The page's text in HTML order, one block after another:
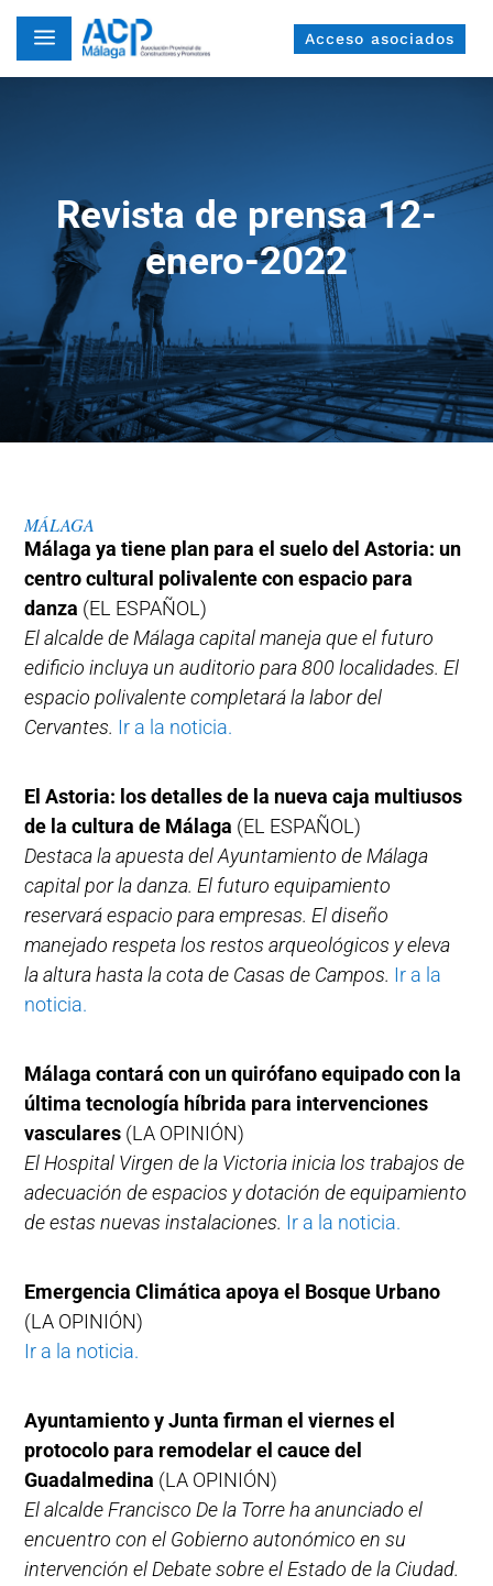
a Acceso asociados
Revista de prensa 12-
enero-2022
MÁLAGA
Málaga ya tiene plan para el suelo del Astoria: un
centro cultural polivalente con espacio para
danza (EL ESPAÑOL)
El alcalde de Málaga capital maneja que el futuro
edificio incluya un auditorio para 800 localidades. El
espacio polivalente completará la labor del
Cervantes. Ir a la noticia.
El Astoria: los detalles de la nueva caja multiusos
de la cultura de Málaga (EL ESPAÑOL)
Destaca la apuesta del Ayuntamiento de Málaga
capital por la danza. El futuro equipamiento
reservará espacio para empresas. El diseño
manejado respeta los restos arqueológicos y eleva
la altura hasta la cota de Casas de Campos. Ir a la
noticia.
Málaga contará con un quirófano equipado con la
última tecnología híbrida para intervenciones
vasculares (LA OPINIÓN)
El Hospital Virgen de la Victoria inicia los trabajos de
adecuación de espacios y dotación de equipamiento
de estas nuevas instalaciones. Ir a la noticia.
Emergencia Climática apoya el Bosque Urbano
(LA OPINIÓN)
Ir a la noticia.
Ayuntamiento y Junta firman el viernes el
protocolo para remodelar el cauce del
Guadalmedina (LA OPINIÓN)
El alcalde Francisco De la Torre ha anunciado el
encuentro con el Gobierno autonómico en su
intervención el Debate sobre el Estado de la Ciudad.